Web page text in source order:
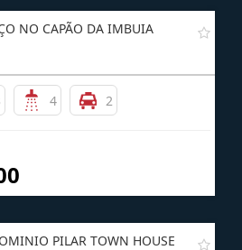
NO CAPÃO DA IMBUIA
4 2
PILAR TOWN HOUSE